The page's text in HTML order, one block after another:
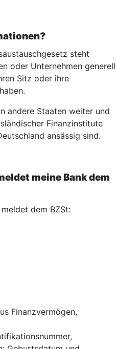
steht
oder Unternehmen generell
Sitz oder ihre
andere Staaten weiter und
Finanzinstitute
ansässig sind.
meine Bank dem
dem BZSt:
Finanzvermögen,